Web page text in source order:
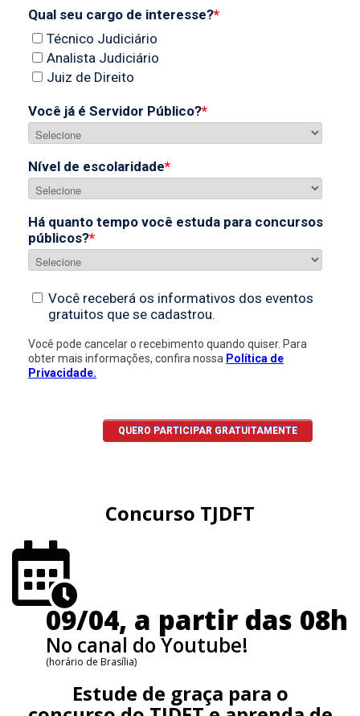
Concurso TJDFT
09/04, a partir das 08h
No canal do Youtube!
(horário de Brasília)
Estude de graça para o